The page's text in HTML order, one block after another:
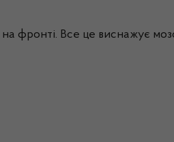
на фронті. Все це виснажує